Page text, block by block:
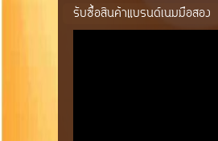
รับซื้อสินค้าแบรนด์เนมมือสอง